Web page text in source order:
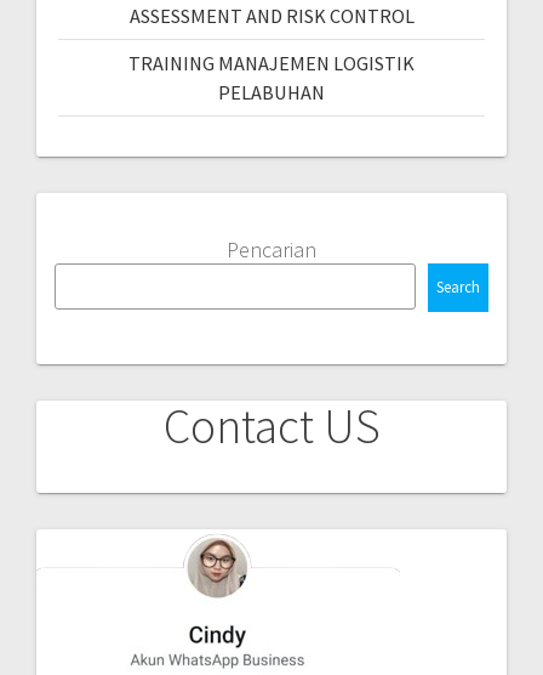
ASSESSMENT AND RISK CONTROL
TRAINING MANAJEMEN LOGISTIK
PELABUHAN
Pencarian
Search
Contact US